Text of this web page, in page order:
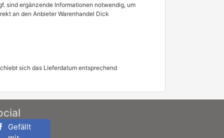
sind ergänzende Informationen notwendig, um
an den Anbieter Warenhandel Dick
sich das Lieferdatum entsprechend
Gefällt